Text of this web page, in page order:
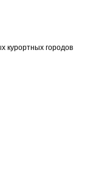
курортных городов